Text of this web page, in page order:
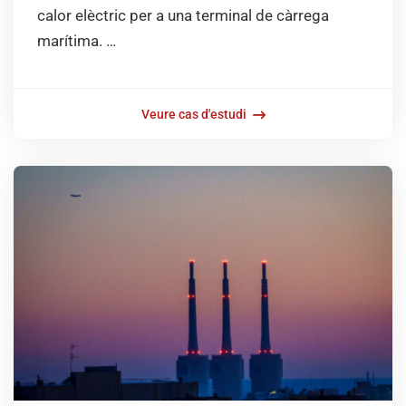
calor elèctric per a una terminal de càrrega
marítima. …
Veure cas d'estudi